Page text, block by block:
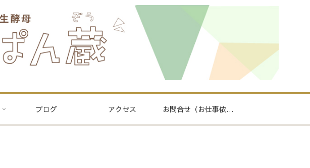
ブログ アクセス お問合せ（お仕事依頼